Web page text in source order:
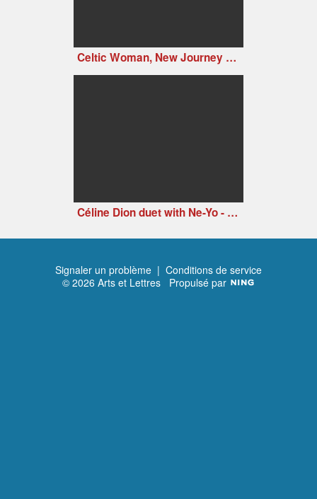
Celtic Woman, New Journey Live at Slane Castle, Ireland (2006)
Céline Dion duet with Ne-Yo - Incredible
Signaler un problème | Conditions de service
© 2026 Arts et Lettres Propulsé par